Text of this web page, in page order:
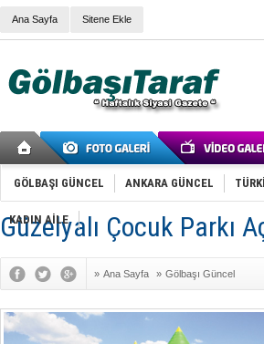
Ana Sayfa Sitene Ekle
GÖLBAŞI GÜNCEL ANKARA GÜNCEL
KADIN AİLE
Güzelyalı Çocuk Parkı
» Ana Sayfa » Gölbaşı Güncel